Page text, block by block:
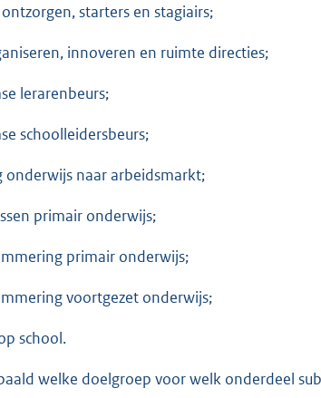
starters en stagiairs;
innoveren en ruimte directies;
lerarenbeurs;
schoolleidersbeurs;
onderwijs naar arbeidsmarkt;
primair onderwijs;
primair onderwijs;
voortgezet onderwijs;
school.
welke doelgroep voor welk onderdeel